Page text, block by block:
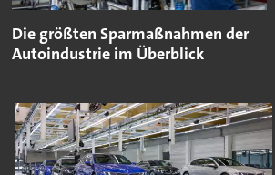
Die größten Sparmaßnahmen der
Autoindustrie im Überblick